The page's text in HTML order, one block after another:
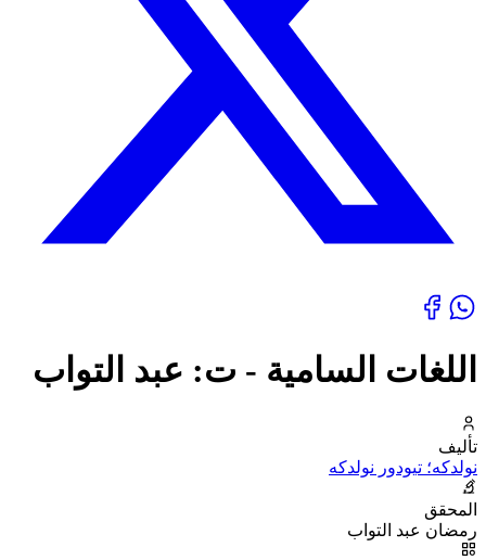
اللغات السامية - ت: عبد التواب
تأليف
نولدكه؛ تيودور نولدكه
المحقق
رمضان عبد التواب